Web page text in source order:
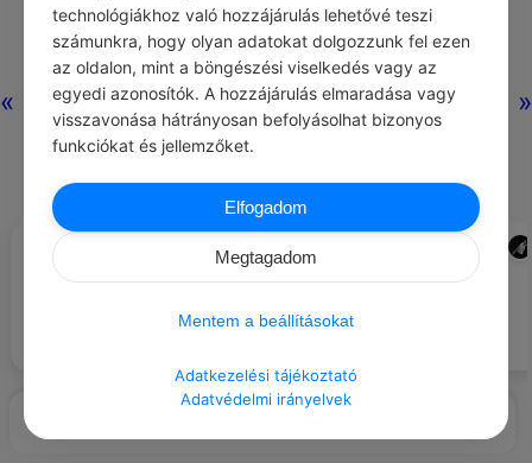
« »
#AJÁNLOTT NAPI
JÓCSELEKEDET
Készíts gyerekekkel együtt saját
ADMIN
technológiákhoz való hozzájárulás lehetővé teszi
számunkra, hogy olyan adatokat dolgozzunk fel ezen
az oldalon, mint a böngészési viselkedés vagy az
egyedi azonosítók. A hozzájárulás elmaradása vagy
visszavonása hátrányosan befolyásolhat bizonyos
funkciókat és jellemzőket.
Elfogadom
Megtagadom
Mentem a beállításokat
Adatkezelési tájékoztató
Adatvédelmi irányelvek